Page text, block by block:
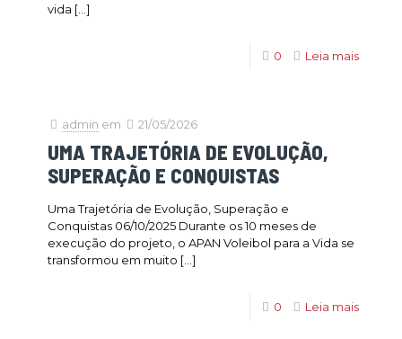
vida […]
0 Leia mais
admin em 21/05/2026
UMA TRAJETÓRIA DE EVOLUÇÃO,
SUPERAÇÃO E CONQUISTAS
Uma Trajetória de Evolução, Superação e
Conquistas 06/10/2025 Durante os 10 meses de
execução do projeto, o APAN Voleibol para a Vida se
transformou em muito […]
0 Leia mais